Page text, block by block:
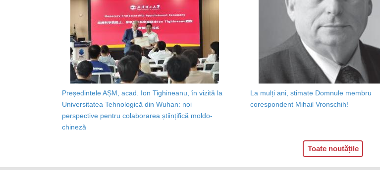
Președintele AȘM, acad. Ion Tighineanu, în vizită la
Universitatea Tehnologică din Wuhan: noi
perspective pentru colaborarea științifică moldo-
chineză
La mulți ani, stimate Domnule membru
corespondent Mihail Vronschih!
Toate noutățile